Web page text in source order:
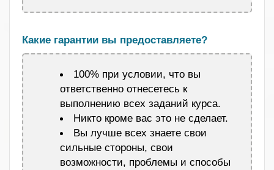
Какие гарантии вы предоставляете?
100% при условии, что вы
ответственно отнесетесь к
выполнению всех заданий курса.
Никто кроме вас это не сделает.
Вы лучше всех знаете свои
сильные стороны, свои
возможности, проблемы и способы